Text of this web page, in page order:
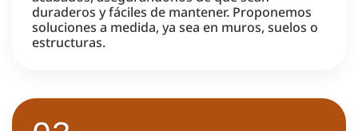
duraderos y fáciles de mantener. Proponemos
soluciones a medida, ya sea en muros, suelos o
estructuras.